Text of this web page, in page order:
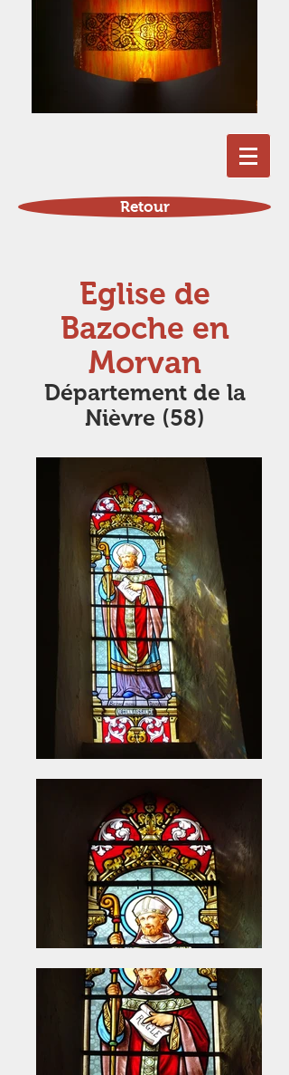
Eglise de
Bazoche en
Morvan
Département de la
Nièvre (58)
Retour